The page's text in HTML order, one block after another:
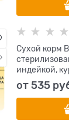
Сухой корм
индейкой,
от535